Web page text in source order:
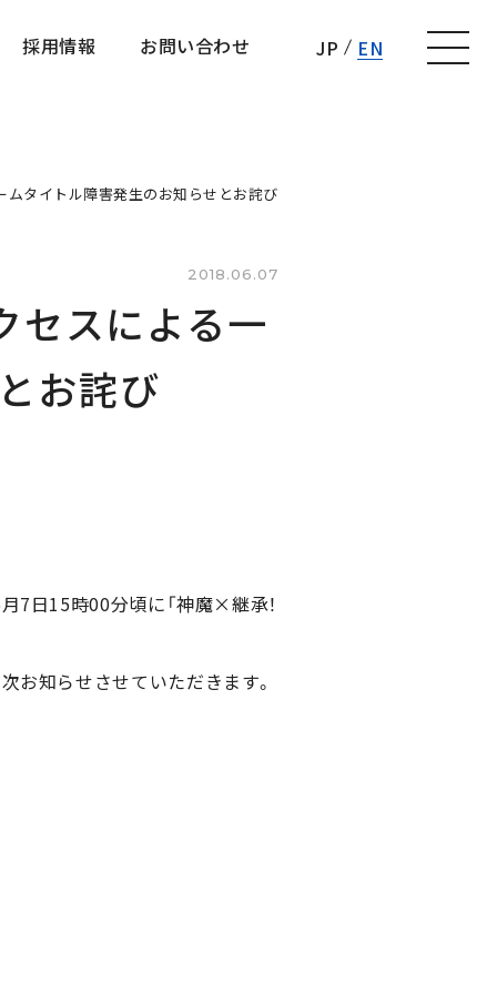
採用情報
お問い合わせ
JP EN
ムタイトル障害発生のお知らせとお詫び
2018.06.07
セスによる一
お詫び
7日15時00分頃に「神魔×継承！
お知らせさせていただきます。